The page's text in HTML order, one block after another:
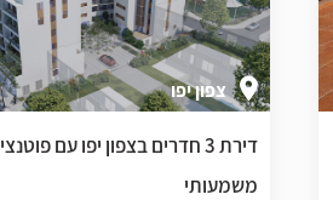
צפון יפו
דירת 3 חדרים בצפון יפו עם
משמעותי